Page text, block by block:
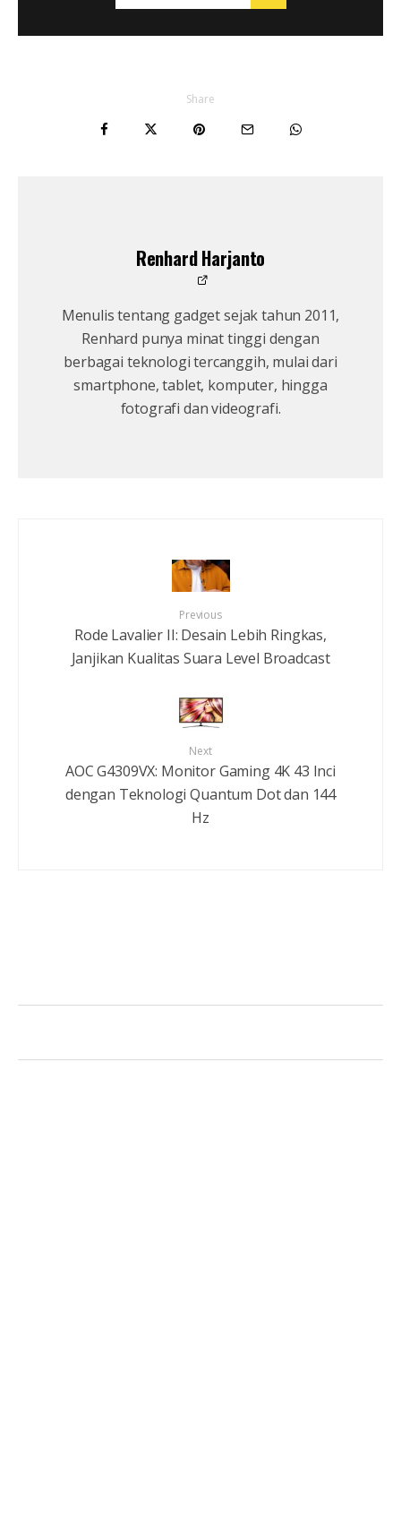
Share
Renhard Harjanto
Menulis tentang gadget sejak tahun 2011,
Renhard punya minat tinggi dengan
berbagai teknologi tercanggih, mulai dari
smartphone, tablet, komputer, hingga
fotografi dan videografi.
Previous
Rode Lavalier II: Desain Lebih Ringkas,
Janjikan Kualitas Suara Level Broadcast
Next
AOC G4309VX: Monitor Gaming 4K 43 Inci
dengan Teknologi Quantum Dot dan 144
Hz